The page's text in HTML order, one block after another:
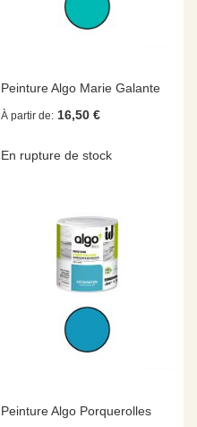
Peinture Algo Marie Galante
À partir de 16,50 €
En rupture de stock
Peinture Algo Porquerolles